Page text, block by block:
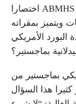
اختصارا ABMHS وتقبل شهاداته التوثيق من العديد من
ويتميز بمقراته
البورد الأمريكي
بماجستير؟
بماجستير من
هذا السؤال